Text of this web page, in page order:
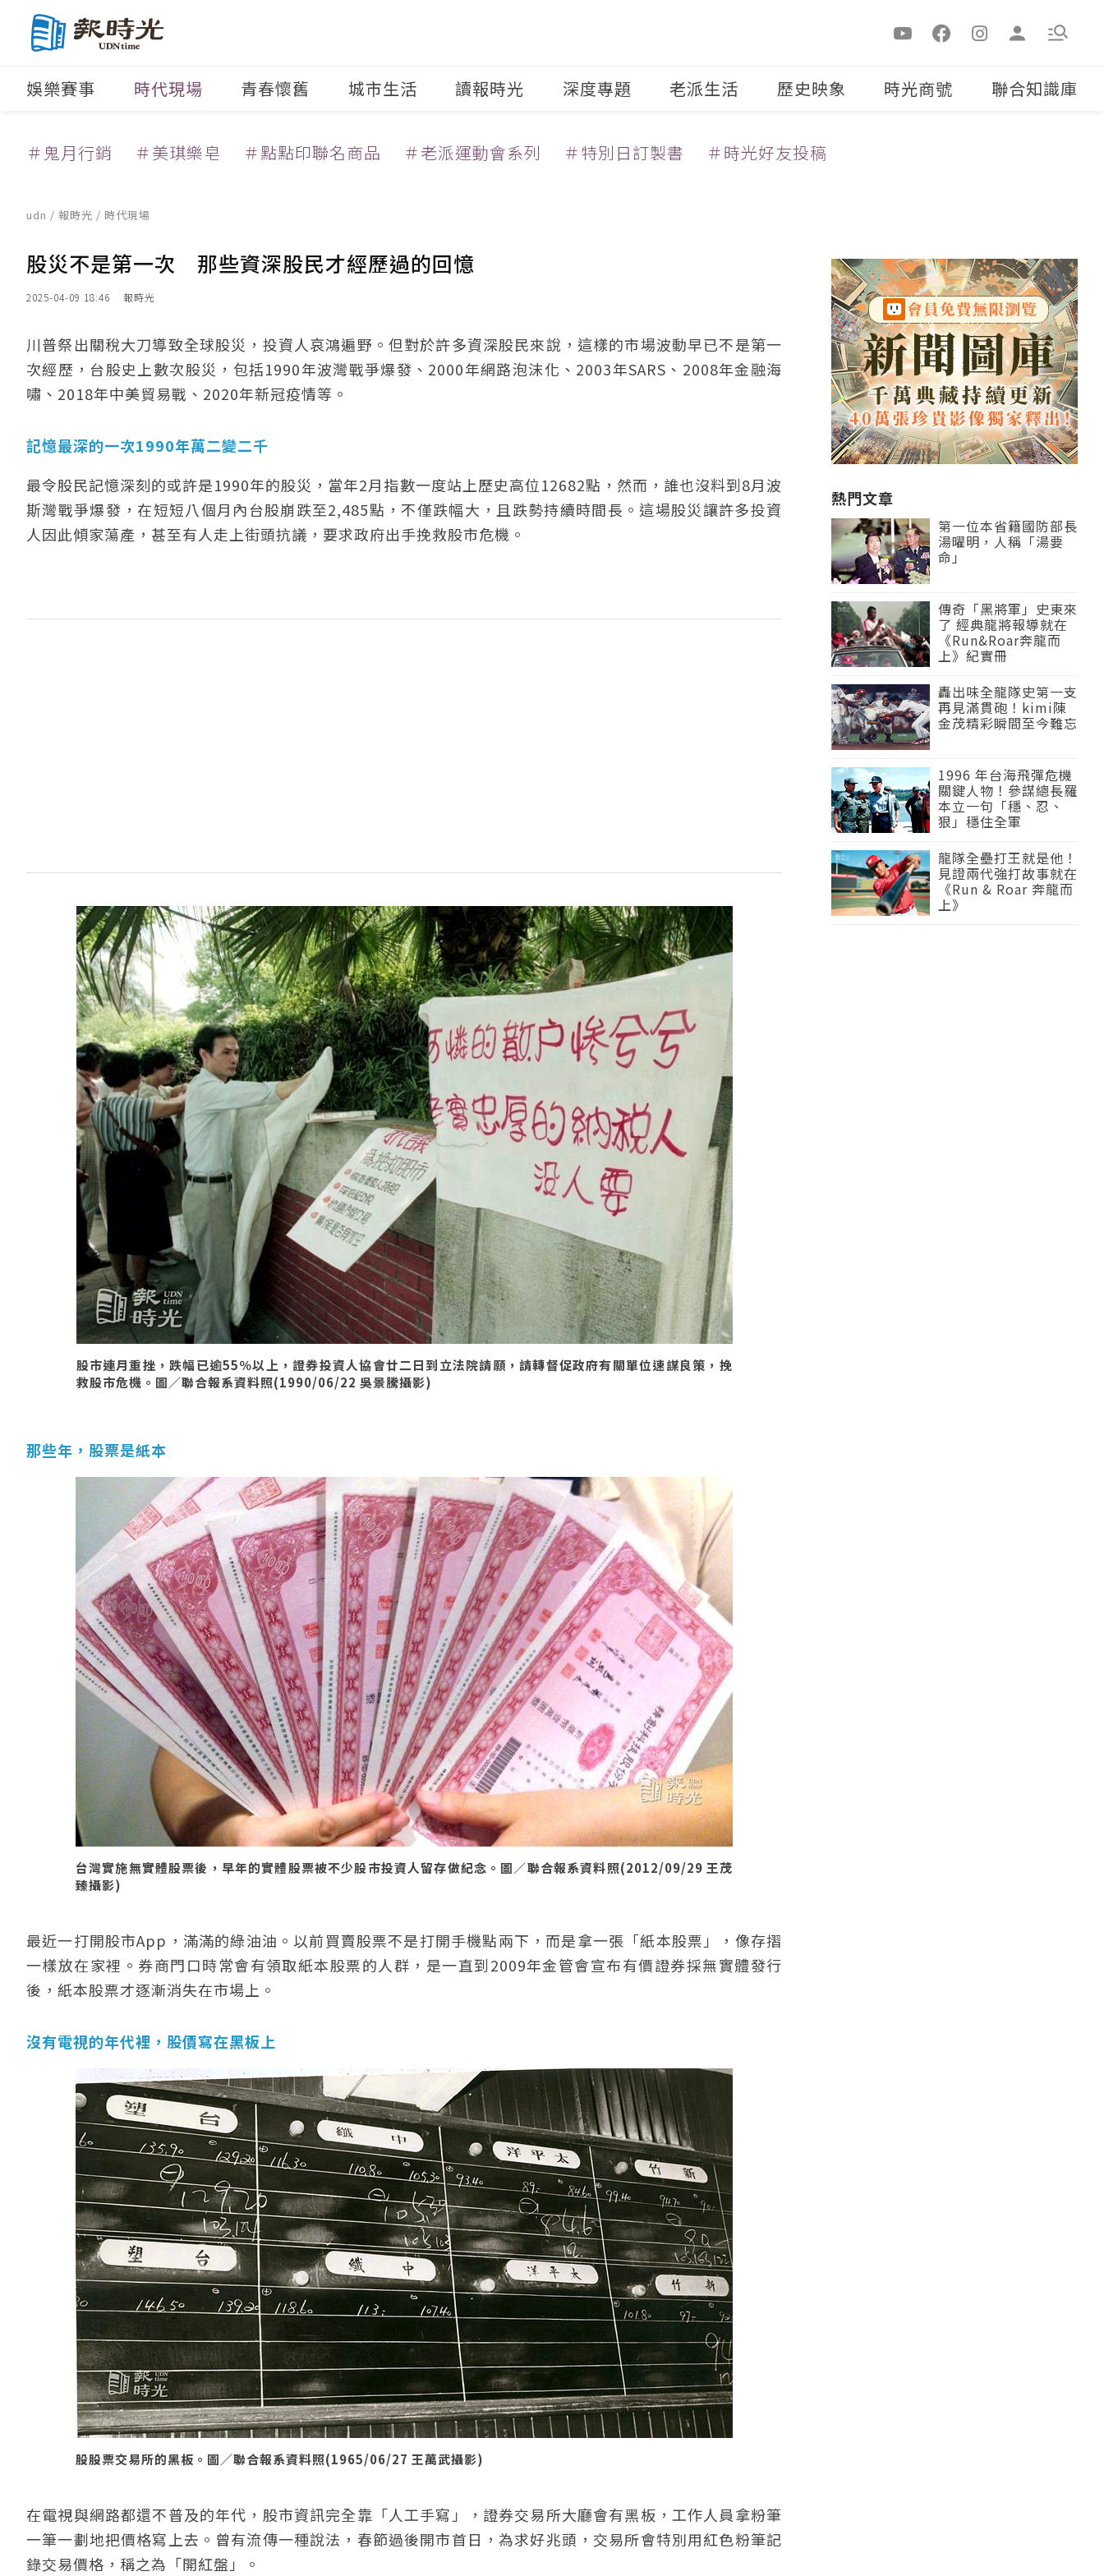
娛樂賽事 時代現場 青春懷舊 城市生活 讀報時光 深度專題 老派生活 歷史映象 時光商號 聯合知識庫
＃鬼月行銷 ＃美琪樂皂 ＃點點印聯名商品 ＃老派運動會系列 ＃特別日訂製書 ＃時光好友投稿
udn / 報時光 / 時代現場
股災不是第一次 那些資深股民才經歷過的回憶
2025-04-09 18:46 報時光
川普祭出關稅大刀導致全球股災，投資人哀鴻遍野。但對於許多資深股民來說，這樣的市場波動早已不是第一
次經歷，台股史上數次股災，包括1990年波灣戰爭爆發、2000年網路泡沫化、2003年SARS、2008年金融海
嘯、2018年中美貿易戰、2020年新冠疫情等。
記憶最深的一次1990年萬二變二千
最令股民記憶深刻的或許是1990年的股災，當年2月指數一度站上歷史高位12682點，然而，誰也沒料到8月波
斯灣戰爭爆發，在短短八個月內台股崩跌至2,485點，不僅跌幅大，且跌勢持續時間長。這場股災讓許多投資
人因此傾家蕩產，甚至有人走上街頭抗議，要求政府出手挽救股市危機。
股市連月重挫，跌幅已逾55％以上，證券投資人協會廿二日到立法院請願，請轉督促政府有關單位速謀良策，挽
救股市危機。圖／聯合報系資料照(1990/06/22 吳景騰攝影)
那些年，股票是紙本
台灣實施無實體股票後，早年的實體股票被不少股市投資人留存做紀念。圖／聯合報系資料照(2012/09/29 王茂
臻攝影)
最近一打開股市App，滿滿的綠油油。以前買賣股票不是打開手機點兩下，而是拿一張「紙本股票」，像存摺
一樣放在家裡。券商門口時常會有領取紙本股票的人群，是一直到2009年金管會宣布有價證券採無實體發行
後，紙本股票才逐漸消失在市場上。
沒有電視的年代裡，股價寫在黑板上
股股票交易所的黑板。圖／聯合報系資料照(1965/06/27 王萬武攝影)
在電視與網路都還不普及的年代，股市資訊完全靠「人工手寫」，證券交易所大廳會有黑板，工作人員拿粉筆
一筆一劃地把價格寫上去。曾有流傳一種說法，春節過後開市首日，為求好兆頭，交易所會特別用紅色粉筆記
錄交易價格，稱之為「開紅盤」。
熱門文章
第一位本省籍國防部長
湯曜明，人稱「湯要
命」
傳奇「黑將軍」史東來
了 經典龍將報導就在
《Run&Roar奔龍而
上》紀實冊
轟出味全龍隊史第一支
再見滿貫砲！kimi陳
金茂精彩瞬間至今難忘
1996 年台海飛彈危機
關鍵人物！參謀總長羅
本立一句「穩、忍、
狠」穩住全軍
龍隊全壘打王就是他！
見證兩代強打故事就在
《Run & Roar 奔龍而
上》